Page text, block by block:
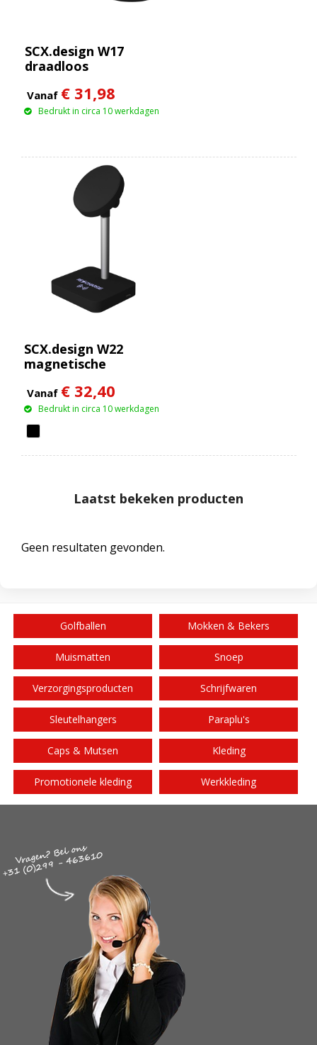
SCX.design W17
draadloos
W met oplichtend
logo en
Vanaf € 31,98
Bedrukt in circa 10 werkdagen
SCX.design W22
magnetische
15 W + 5 W
Vanaf € 32,40
Bedrukt in circa 10 werkdagen
Laatst bekeken producten
Geen resultaten gevonden.
Golfballen Mokken & Bekers
Muismatten Snoep
Verzorgingsproducten Schrijfwaren
Sleutelhangers Paraplu's
Caps & Mutsen Kleding
Promotionele kleding Werkkleding